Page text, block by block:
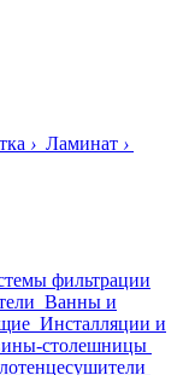
› Ламинат ›
фильтрации
Ванны и
Инсталляции и
столешницы